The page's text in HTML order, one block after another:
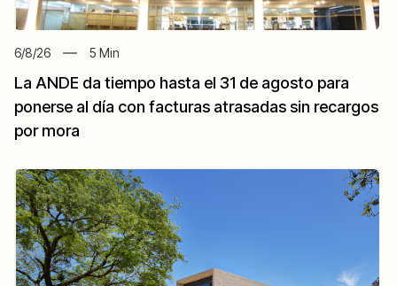
6/8/26 5 Min
La ANDE da tiempo hasta el 31 de agosto para
ponerse al día con facturas atrasadas sin recargos
por mora